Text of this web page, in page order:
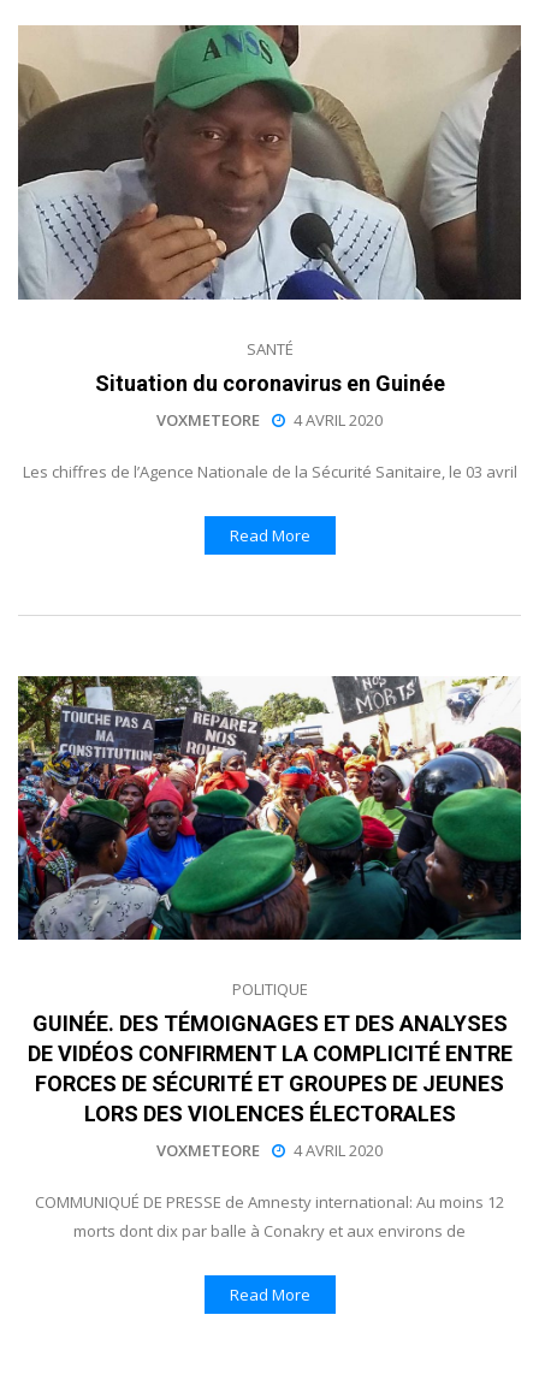
SANTÉ
Situation du coronavirus en Guinée
VOXMETEORE 4 AVRIL 2020
Les chiffres de l’Agence Nationale de la Sécurité Sanitaire, le 03 avril
Read More
POLITIQUE
GUINÉE. DES TÉMOIGNAGES ET DES ANALYSES
DE VIDÉOS CONFIRMENT LA COMPLICITÉ ENTRE
FORCES DE SÉCURITÉ ET GROUPES DE JEUNES
LORS DES VIOLENCES ÉLECTORALES
VOXMETEORE 4 AVRIL 2020
COMMUNIQUÉ DE PRESSE de Amnesty international: Au moins 12
morts dont dix par balle à Conakry et aux environs de
Read More